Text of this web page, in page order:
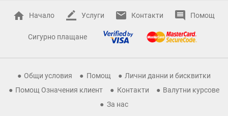
Начало Услуги Контакти Помощ
Сигурно плащане
Общи условия Помощ
Лични данни и бисквитки
Помощ Означения клиент
Контакти
Валутни курсове
За нас